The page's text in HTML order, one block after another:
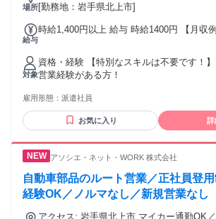
場所[勤務地：岩手県北上市]
給与
時給1,400円以上 給与 時給1400円 【月収
優遇します。
対象
資格・経験 【特別なスキルは不要です！
営業経験がある方！
雇用形態： 派遣社員
お気に入り 詳
アソシエ・ネット・WORK 株式会社
自動車部品のルート営業／正社員登
経験OK／ノルマなし／新規営業なし
アクセス: 岩手県北上市 マイカー通勤